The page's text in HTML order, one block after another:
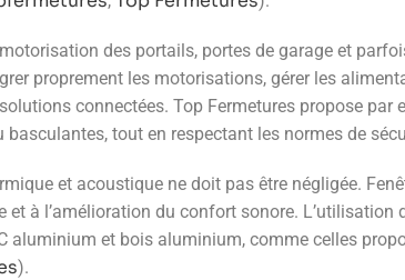
des portails, portes de garage et
proprement les motorisations, gérer les
connectées. Top Fermetures propose
basculantes, tout en respectant les normes de
et acoustique ne doit pas être négligée.
et à l’amélioration du confort sonore.
aluminium et bois aluminium, comme celles
).